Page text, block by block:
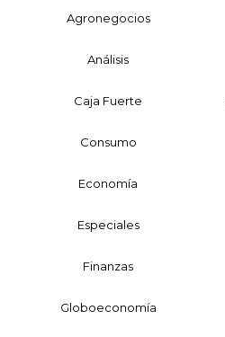
Agronegocios
Análisis
Caja Fuerte
Consumo
Economía
Especiales
Finanzas
Globoeconomía